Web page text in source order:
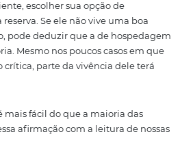
com objetivo de promover
parte do serviço que você
usada pelo hóspede para
reserva. Se ele não vive uma
pode deduzir que a de